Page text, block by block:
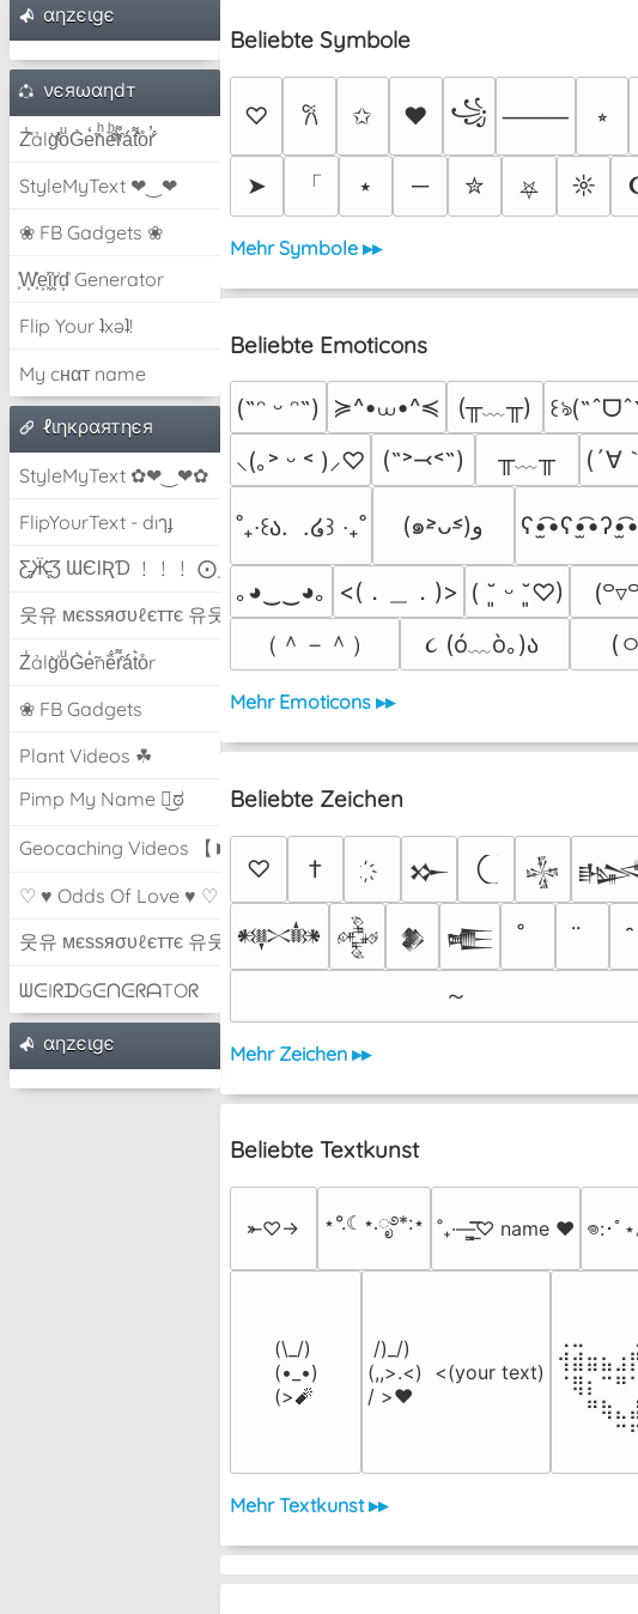
αηzєιgє
νєяωαηdт
Z̾̽ảlg̀͐ͭ̽oͧG̀e̒̃nͪȅͪͫ̏̐r͌̑á͑t͌̑͛o̊r̓̐
StyleMyText ❤‿❤
❀ FB Gadgets ❀
͕͗W͕͕͗͗e͕͕͗͗i͕͕͗͗r͕͗d͕͗ Generator
Flip Your ʇxəʇ!
My cнαт name
ℓιηкραятηєя
StyleMyText ✿❤‿❤✿
FlipYourText - dıๅɟ
Ƹ̵̡Ӝ̵̨̄Ʒ ƜЄƖƦƊ ﹗﹗﹗ ⨀_⨀
웃유 мєѕѕяσυℓєттє 유웃
Z̾ảlg̀͐oͧG̀e̒̃nȅ̐r͌̑á͑t͛o̊r
❀ FB Gadgets
Plant Videos ☘
Pimp My Name ಠ͜ಠ
Geocaching Videos 【►】
♡ ♥ Odds Of Love ♥ ♡
웃유 мєѕѕяσυℓєттє 유웃
ᗯᕮIᖇᗪGᕮᑎᕮᖇᗩTOᖇ
αηzєιgє
Beliebte Symbole
♡ 𐙚 ✩ ♥ ꧁ ⸻ ⭒
➤ 「 ⭑ ─ ✮ ⛧ ☼
Mehr Symbole ▸▸
Beliebte Emoticons
(˶ᵔ ᵕ ᵔ˶) ≽^•⩊•^≼ (╥﹏╥)
⸜(｡˃ ᵕ ˂ )⸝♡
(˶˃⤙˂˶) ╥﹏╥ (´∀
˚₊‧꒰ა.  .໒꒱ ‧₊˚ (๑˃̵ᴗ˂̵)و
｡◕‿‿◕｡ <(．＿．)> ( ˘͈ ᵕ ˘͈♡)
（＾－＾）
૮ (ó﹏ò｡)ა (
Mehr Emoticons ▸▸
Beliebte Zeichen
♡ † 𒁍 𒈔
𒀰 𒅒 𒆎 𒍫
～
Mehr Zeichen ▸▸
Beliebte Textkunst
⤜♡→ ⋆°.☾⋆.ೃ࿔*:⋆ ˚₊·—̳͟͞͞♡ name ♥️ 𖦹:･ﾟ
(\_/)
(•_•)
(>🧨
/)_/)
(,,>.<)  <(your text)
/ >❤️
Mehr Textkunst ▸▸